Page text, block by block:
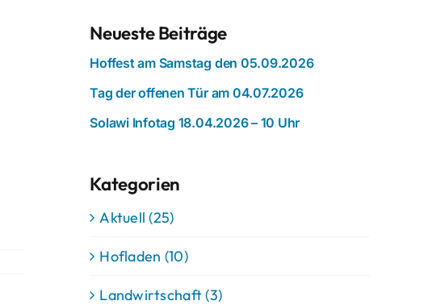
Neueste Beiträge
Hoffest am Samstag den 05.09.2026
Tag der offenen Tür am 04.07.2026
Solawi Infotag 18.04.2026 – 10 Uhr
Kategorien
Aktuell (25)
Hofladen (10)
Landwirtschaft (3)